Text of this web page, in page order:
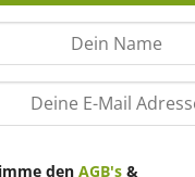
den AGB's &